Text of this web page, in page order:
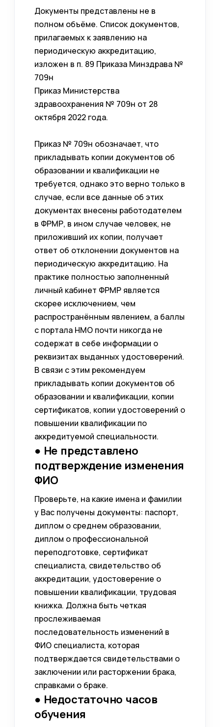
Документы представлены не в
полном объёме. Список документов,
прилагаемых к заявлению на
периодическую аккредитацию,
изложен в п. 89 Приказа Минздрава №
709н
Приказ Министерства
здравоохранения № 709н от 28
октября 2022 года.
Приказ № 709н обозначает, что
прикладывать копии документов об
образовании и квалификации не
требуется, однако это верно только в
случае, если все данные об этих
документах внесены работодателем
в ФРМР, в ином случае человек, не
приложивший их копии, получает
ответ об отклонении документов на
периодическую аккредитацию. На
практике полностью заполненный
личный кабинет ФРМР является
скорее исключением, чем
распространённым явлением, а баллы
с портала НМО почти никогда не
содержат в себе информации о
реквизитах выданных удостоверений.
В связи с этим рекомендуем
прикладывать копии документов об
образовании и квалификации, копии
сертификатов, копии удостоверений о
повышении квалификации по
аккредитуемой специальности.
● Не представлено
подтверждение изменения
ФИО
Проверьте, на какие имена и фамилии
у Вас получены документы: паспорт,
диплом о среднем образовании,
диплом о профессиональной
переподготовке, сертификат
специалиста, свидетельство об
аккредитации, удостоверение о
повышении квалификации, трудовая
книжка. Должна быть четкая
прослеживаемая
последовательность изменений в
ФИО специалиста, которая
подтверждается свидетельствами о
заключении или расторжении брака,
справками о браке.
● Недостаточно часов
обучения